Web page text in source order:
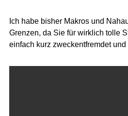
Ich habe bisher Makros und
Grenzen, da Sie für wirklich tolle
einfach kurz zweckentfremdet